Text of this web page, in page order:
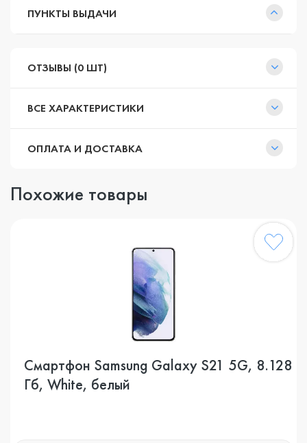
ПУНКТЫ ВЫДАЧИ
ОТЗЫВЫ (0 ШТ)
ВСЕ ХАРАКТЕРИСТИКИ
ОПЛАТА И ДОСТАВКА
Похожие товары
Смартфон Samsung Galaxy S21 5G, 8.128
Гб, White, белый